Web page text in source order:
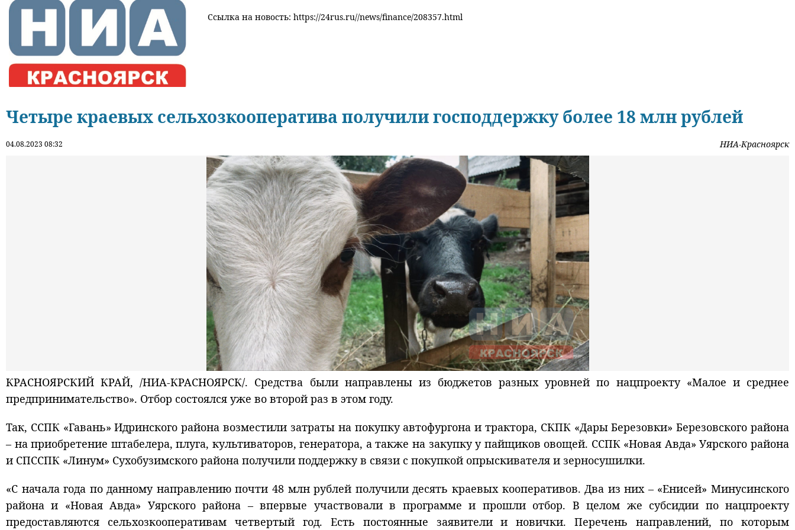
Ссылка на новость: https://24rus.ru//news/finance/208357.html
Четыре краевых сельхозкооператива получили господдержку более 18 млн рублей
04.08.2023 08:32 НИА-Красноярск
КРАСНОЯРСКИЙ КРАЙ, /НИА-КРАСНОЯРСК/. Средства были направлены из бюджетов разных уровней по нацпроекту «Малое и среднее
предпринимательство». Отбор состоялся уже во второй раз в этом году.
Так, ССПК «Гавань» Идринского района возместили затраты на покупку автофургона и трактора, СКПК «Дары Березовки» Березовского района
– на приобретение штабелера, плуга, культиваторов, генератора, а также на закупку у пайщиков овощей. ССПК «Новая Авда» Уярского района
и СПССПК «Линум» Сухобузимского района получили поддержку в связи с покупкой опрыскивателя и зерносушилки.
«С начала года по данному направлению почти 48 млн рублей получили десять краевых кооперативов. Два из них – «Енисей» Минусинского
района и «Новая Авда» Уярского района – впервые участвовали в программе и прошли отбор. В целом же субсидии по нацпроекту
предоставляются сельхозкооперативам четвертый год. Есть постоянные заявители и новички. Перечень направлений, по которым